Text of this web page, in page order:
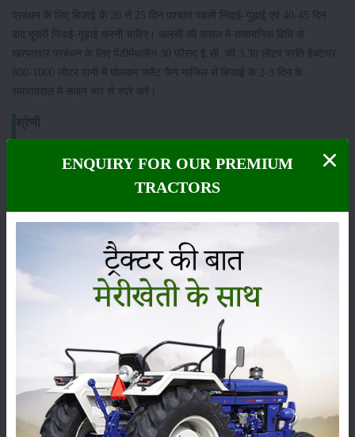
प्रबंधन के लिए बिजाई के 20 से 25 दिन पश्चात पहली निदाई-गुड़ाई एवं 40-45 दिन
बाद दूसरी निदाई-गुड़ाई करनी चाहिए। अलसी की फसल में रासायनिक विधि से
खरपतवार प्रबंधन के लिए पेंडीमेथलीन 30 फीसद ई.सी. की 3.30 लीटर प्रति हेक्टेयर
800-1000 लीटर पानी में घोलकर फ्लैट फैन नाजिल से बिजाई के 2-3 दिन के
समयांतराल में समान रूप से स्प्रे करें।
फसल भंडारण
कीटनाशक पशुपालन
कृषि यंत्र समाचार
ENQUIRY FOR OUR PREMIUM
TRACTORS